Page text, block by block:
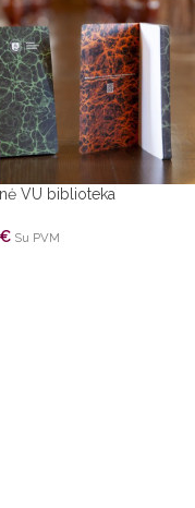
VU biblioteka
€ Su PVM